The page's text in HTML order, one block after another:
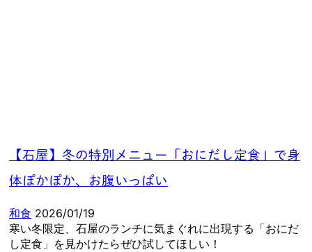
【石屋】冬の特別メニュー「おにだし定食」で身
体ぽかぽか、お腹いっぱい
和食 2026/01/19
寒い冬限定、石屋のランチに気まぐれに出現する「おにだ
し定食」を見かけたらぜひ試してほしい！